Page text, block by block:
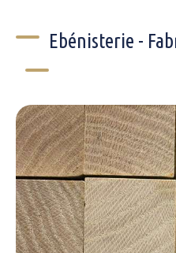
Ebénisterie -